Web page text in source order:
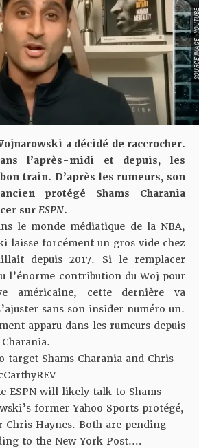
SOURCE
a décidé de raccrocher.
l’après-midi et depuis, les
train. D’après les rumeurs, son
protégé Shams Charania
sur ESPN.
le monde médiatique de la NBA,
laisse forcément un gros vide chez
depuis 2017. Si le remplacer
l’énorme contribution du Woj pour
américaine, cette dernière va
sans son insider numéro un.
apparu dans les rumeurs depuis
target Shams Charania and Chris
ESPN will likely talk to Shams
former Yahoo Sports protégé,
Chris Haynes. Both are pending
to the New York Post.…